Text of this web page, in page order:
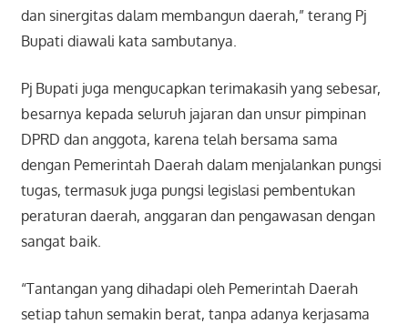
dan sinergitas dalam membangun daerah,” terang Pj
Bupati diawali kata sambutanya.
Pj Bupati juga mengucapkan terimakasih yang sebesar,
besarnya kepada seluruh jajaran dan unsur pimpinan
DPRD dan anggota, karena telah bersama sama
dengan Pemerintah Daerah dalam menjalankan pungsi
tugas, termasuk juga pungsi legislasi pembentukan
peraturan daerah, anggaran dan pengawasan dengan
sangat baik.
“Tantangan yang dihadapi oleh Pemerintah Daerah
setiap tahun semakin berat, tanpa adanya kerjasama